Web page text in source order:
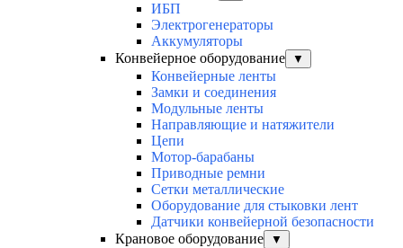
ИБП
Электрогенераторы
Аккумуляторы
Конвейерное оборудование
▼
Конвейерные ленты
Замки и соединения
Модульные ленты
Направляющие и натяжители
Цепи
Мотор-барабаны
Приводные ремни
Сетки металлические
Оборудование для стыковки лент
Датчики конвейерной безопасности
Крановое оборудование
▼